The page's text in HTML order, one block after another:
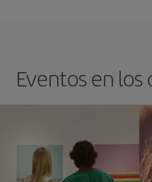
Eventos en